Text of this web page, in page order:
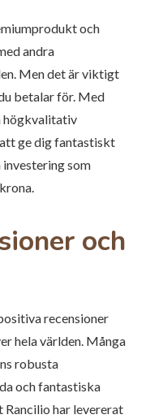
och
andra
Men det är viktigt
betalar för. Med
högkvalitativ
ge dig fantastiskt
investering som
och
recensioner
hela världen. Många
robusta
och fantastiska
har levererat